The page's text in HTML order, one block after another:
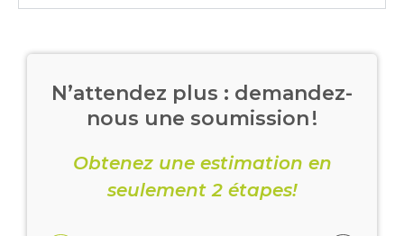
N’attendez plus : demandez-
nous une soumission !
Obtenez une estimation en
seulement 2 étapes!